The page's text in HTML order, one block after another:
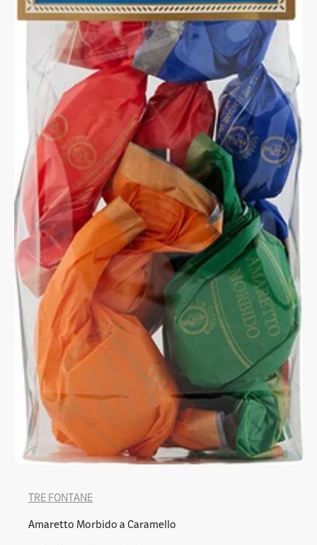
TRE FONTANE
Amaretto Morbido a Caramello